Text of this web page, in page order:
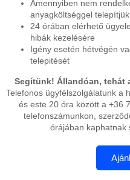
Amennyiben nem
anyagköltséggel
24 órában elérhető
hibák kezelésére
Igény esetén hétvégén
telepitését
Segítünk! Állandóan, tehát
Telefonos ügyfélszolgálatunk a
és este 20 óra között a +36
telefonszámunkon,
órájában kaphatnak